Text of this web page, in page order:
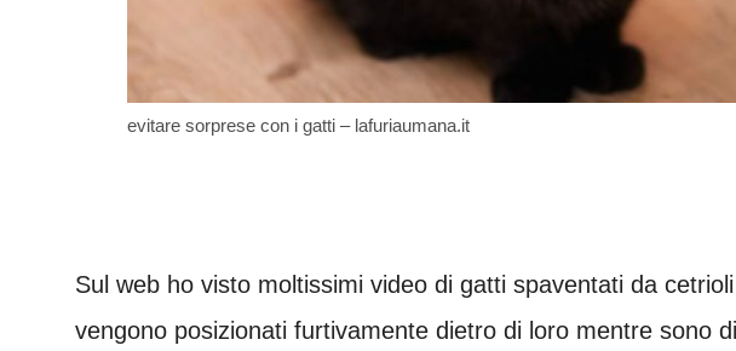
evitare sorprese con i gatti – lafuriaumana.it
Sul web ho visto moltissimi video di gatti spaventati da
vengono posizionati furtivamente dietro di loro mentre sono